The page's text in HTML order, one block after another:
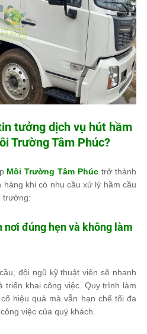
tưởng dịch vụ hút hầm
Trường Tâm Phúc?
Môi Trường Tâm Phúc trở thành
khi có nhu cầu xử lý hầm cầu
trường:
nơi đúng hẹn và không làm
đội ngũ kỹ thuật viên sẽ nhanh
triển khai công việc. Quy trình làm
hiệu quả mà vẫn hạn chế tối đa
việc của quý khách.